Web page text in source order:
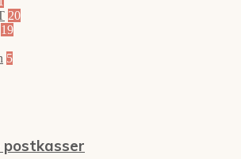
20
19
5
postkasser